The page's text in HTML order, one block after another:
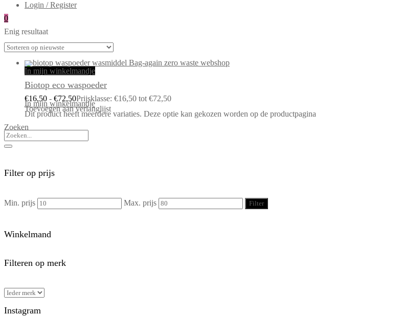
Login / Register
0
Enig resultaat
In mijn winkelmandje
Biotop eco waspoeder
€16,50 - €72,50Prijsklasse: €16,50 tot €72,50
In mijn winkelmandje
Toevoegen aan verlanglijst
Dit product heeft meerdere variaties. Deze optie kan gekozen worden op de productpagina
Zoeken
Filter op prijs
Min. prijs Max. prijs Filter
Winkelmand
Filteren op merk
Instagram